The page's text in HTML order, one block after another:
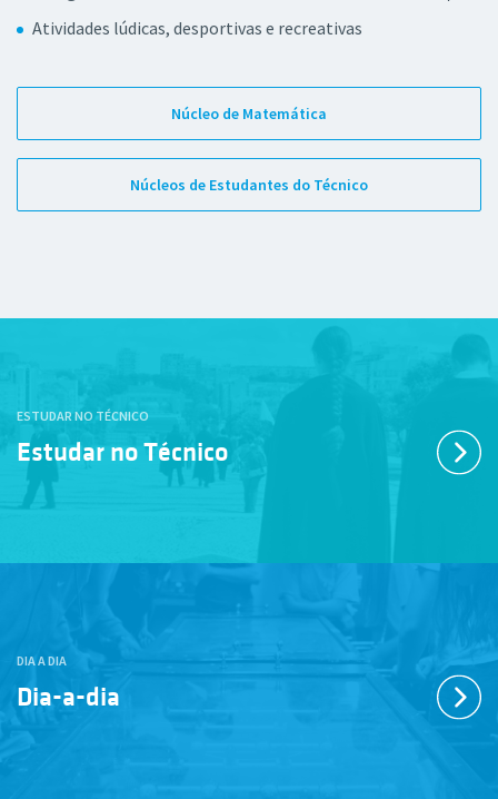
Atividades lúdicas, desportivas e recreativas
Núcleo de Matemática
Núcleos de Estudantes do Técnico
ESTUDAR NO TÉCNICO
Estudar no Técnico
DIA A DIA
Dia-a-dia